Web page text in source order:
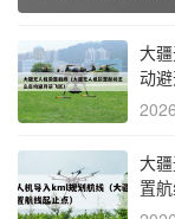
大
动避
大
置航